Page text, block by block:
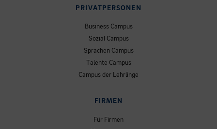
PRIVATPERSONEN
Business Campus
Sozial Campus
Sprachen Campus
Talente Campus
Campus der Lehrlinge
FIRMEN
Für Firmen